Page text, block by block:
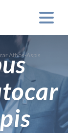
Athos-Aspis